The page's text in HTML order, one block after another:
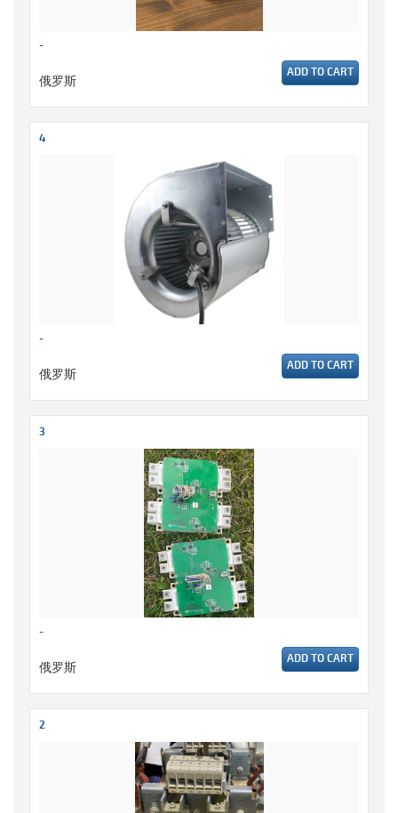
-
俄罗斯 ADD TO CART
4
-
俄罗斯 ADD TO CART
3
-
俄罗斯 ADD TO CART
2